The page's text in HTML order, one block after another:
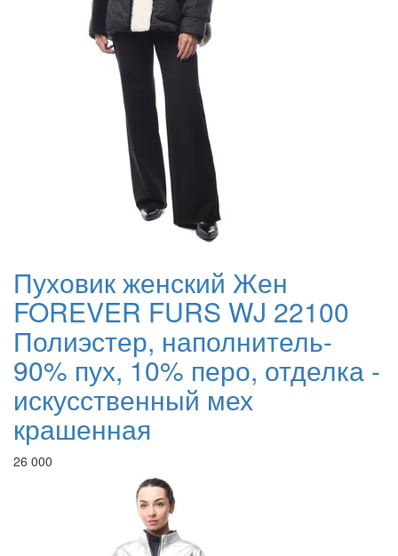
Пуховик женский Жен
FOREVER FURS WJ 22100
Полиэстер, наполнитель-
90% пух, 10% перо, отделка -
искусственный мех
крашенная
26 000